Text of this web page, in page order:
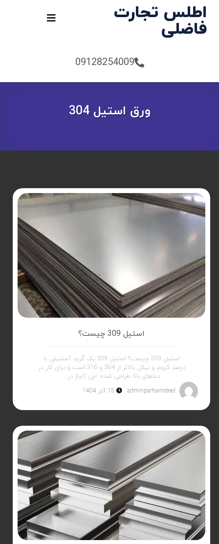
اطلس تجارت
فاضلی
09128254009
ورق استیل 304
استیل 309 چیست؟
استیل 309 چیست؟ استیل 309 یک گرید آستنیتی با
درصد کروم و نیکل بالاتر از 304 و 316 است و برای کار در
دماهای بالا طراحی شده. این آلیاژ در...
adminparhamsteel 15 آذر 1404